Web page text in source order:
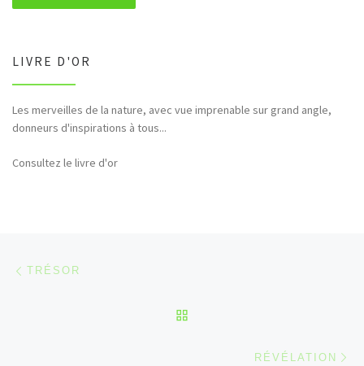
LIVRE D'OR
Les merveilles de la nature, avec vue imprenable sur grand angle,
donneurs d'inspirations à tous...
Bonjour et merci pour tous ces hommages rendus à la nature (faune,
flore,etc...)
Consultez le livre d'or
Parcourir les articles
TRÉSOR
RÉVÉLATION